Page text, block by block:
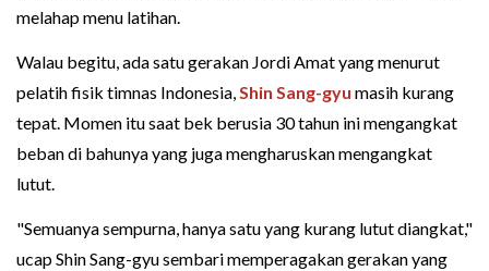
melahap menu latihan.
Walau begitu, ada satu gerakan Jordi Amat yang menurut
pelatih fisik timnas Indonesia,Shin Sang-gyu masih kurang
tepat. Momen itu saat bek berusia 30 tahun ini mengangkat
beban di bahunya yang juga mengharuskan mengangkat
lutut.
"Semuanya sempurna, hanya satu yang kurang lutut diangkat,"
ucap Shin Sang-gyu sembari memperagakan gerakan yang